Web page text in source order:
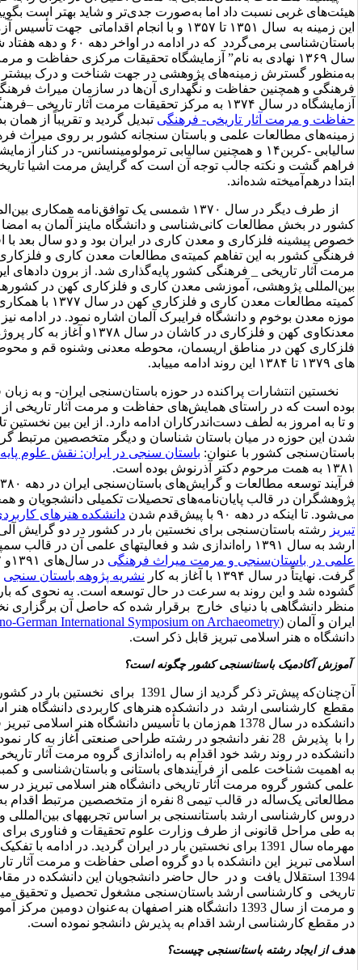
جدی‌تر و شاید بهتر است بگوییم بومی‌تر. نخستین تلاش‌ها در
زمینه به سال ۱۳۵۱ تا ۱۳۵۷ و با انجام اقداماتی جهت تأسیس آزمایشگاه مطالعات علمی آثار
باستان‌شناسی برمی‌گردد که در ادامه در اواخر دهه ۶۰ و دهه هفتاد شمسی برمی‌گردد. به‌نحوی‌که در
آزمایشگاه تحقیقات مرکزی حفاظت و مرمت آثار تاریخی – فرهنگی”
در جهت شناخت و درک بیشتر و دقیق‌تر از آثار تاریخی –
آن‌ها در سازمان میراث فرهنگی کشور تأسیس گردید. این
پژوهشکده
تبدیل گردید و تقریباً از همان بدو تأسیس پژوهشکده مرمت
سنجانه کشور بر روی میراث فرهنگی با تجهیز آزمایشگاه‌های
سالیابی ترمولومینسانس- در کنار آزمایشگاه‌های آنالیز و شناخت مواد
است که گرایش مرمت اشیا تاریخی و باستان‌سنجی کشور از همان
طرف دیگر در سال ۱۳۷۰ شمسی یک توافق‌نامه همکاری بین‌المللی مابین سازمان زمین‌شناسی
و دانشگاه ماینز آلمان به امضا رسید که مبنای آن مطالعه در
در ایران بود و دو سال بعد با افزوده شدن سازمان میراث
مطالعات معدن کاری و فلزکاری کهن در پژوهشکده حفاظت و
شد. از برون دادهای این تفاهم شاید بتوان به سمپوزیوم
کاری و فلزکاری کهن در کشورهای آسیای میانه و باختری توسط
کمیته مطالعات معدن کاری و فلزکاری کهن در سال ۱۳۷۷ با همکاری مرکز باستان‌شناسی آلمان،
آلمان اشاره نمود. در ادامه نیز با شکل‌گیری دوره آموزشی
معدنکاوی کهن و فلزکاری در کاشان در سال ۱۳۷۸و آغاز به کار پروژه مشترک مطالعات معدنکاوی و
محوطه معدنی وشنوه قم و محوطه معدنی انارک در فاصله سال
.
باستان‌سنجی ایران- و به زبان فارسی- همان مجموعه مقالاتی
بوده است که در راستای همایش‌های حفاظت و مرمت آثار تاریخی از سال ۱۳۷۵ به بعد به چاپ رسیده
ادامه دارد. از این بین نخستین تلاشی که باعث به رسمیت شناخته
و دیگر متخصصین مرتبط گردید. برگزاری نخستین همایش
سنجی در ایران: نقش علوم پایه در باستان شناسی ”به سال
.
فرآیند توسعه مطالعات و گرایش‌های باستان‌سنجی ایران در دهه ۱۳۸۰شمسی به مطالعات
تحصیلات تکمیلی دانشجویان و همچنین انتشار مقالات علمی خلاصه
دانشکده هنرهای کاربردی دانشگاه هنر اسلامی
بار در کشور در دو گرایش آلی و معدنی در مقطع کارشناسی
کاربرد تحلیل‌های
فرهنگی
در سال‌های ۱۳۹۱و ۱۳۹۲ بیشتر مورد توجه قرار
نشریه پژوهه باستان سنجی باب جدیدی در انتشارات این حوزه
حال توسعه است. به نحوی که بار دیگر روابط علمی این حوزه از
شده که حاصل آن برگزاری نخستین سمپوزیوم باستان‌سنجی
The Irano-German International
) در آبان ماه ۱۳۹۵در
ذکر است.
است؟
آن‌چنان‌که پیش‌تر ذکر گردید از سال 1391 برای نخستین بار در کشور آموزش رشته باستان‌سنجی در
کاربردی دانشگاه هنر اسلامی تبریز آغاز گردید. این
1378 هم‌زمان با تأسیس دانشگاه هنر اسلامی تبریز فعالیت آموزشی و پژوهشی خود
را با پذیرش 28 نفر دانشجو در رشته طراحی صنعتی آغاز به کار نمود. ده سال بعد (سال 1387) این
راه‌اندازی گروه مرمت آثار تاریخی با پذیرش دانشجو نمود. با توجه
باستانی و باستان‌شناسی و کمبود چنین رویکردی در ساختار
علمی کشور گروه مرمت آثار تاریخی دانشگاه هنر اسلامی تبریز در سال ­تحصیلی 90-1389 در یک روند
مطالعاتی یک‌ساله در قالب تیمی 8 نفره از متخصصین مرتبط اقدام به آماده­سازی و تدوین سرفصل
بر اساس تجربه­های بین‌المللی و نیازهای بومی اقدام نمود و موفق
علوم تحقیقات و فناوری برای کسب مجوز پذیرش دانشجو در
نخستین بار در ایران گردید. در ادامه با تفکیک دانشکده­های دانشگاه هنر
گروه اصلی حفاظت و مرمت آثار تاریخی و گروه باستان­سنجی در سال
حاضر دانشجویان این دانشکده در مقاطع کارشناسی مرمت آثار
مشغول تحصیل و تحقیق می­باشند. همچنین دانشکده حفاظت
1393 دانشگاه هنر اصفهان به‌عنوان دومین مرکز آموزشی رشته باستان‌سنجی کشور
پذیرش دانشجو نموده است.